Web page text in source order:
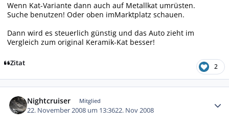
Wenn Kat-Variante dann auch auf Metallkat umrüsten.
Suche benutzen! Oder oben imMarktplatz schauen.
Dann wird es steuerlich günstig und das Auto zieht im
Vergleich zum original Keramik-Kat besser!
Zitat 2
Nightcruiser Mitglied
22. November 2008 um 13:3622. Nov 2008